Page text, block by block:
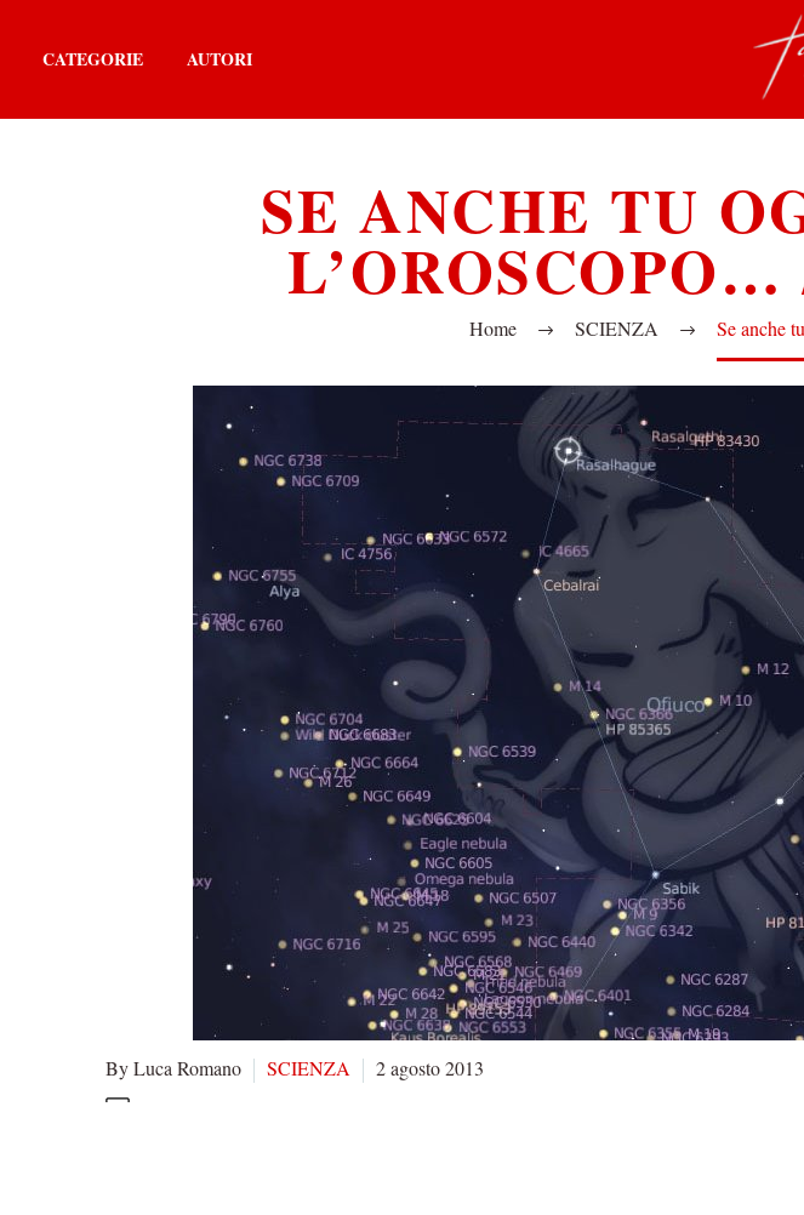
CATEGORIE AUTORI
SE ANCHE TU
Home SCIENZA Se anche
By Luca Romano SCIENZA 2 agosto 2013